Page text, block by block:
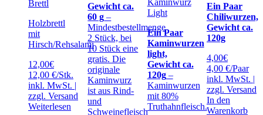
Holzbrettl
mit
Hirsch/Rehsalami
12,00€
12,00 €/Stk.
inkl. MwSt. |
zzgl. Versand
Weiterlesen
Gewicht ca.
60 g –
Mindestbestellmenge
2 Stück, bei
10 Stück eine
gratis. Die
originale
Kaminwurz
ist aus Rind-
und
Schweinefleisch
Ein Paar
Kaminwurzen
light,
Gewicht ca.
120g–
Kaminwurzen
mit 80%
Truthahnfleisch.
Ein Paar
Chiliwurzen,
Gewicht ca.
120g
4,00€
4,00 €/Paar
inkl. MwSt. |
zzgl. Versand
In den
Warenkorb